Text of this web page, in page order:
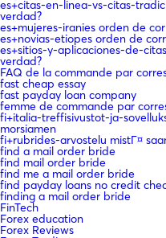
es+citas-en-linea-vs-citas-
verdad?
es+mujeres-iranies orden de
es+novias-etiopes orden de
es+sitios-y-aplicaciones-de-
verdad?
FAQ de la commande par
fast cheap essay
fast payday loan company
femme de commande par
fi+italia-treffisivustot-ja-
morsiamen
fi+rubrides-arvostelu mistГ¤
find a mail order bride
find mail order bride
find me a mail order bride
find payday loans no credit
finding a mail order bride
FinTech
Forex education
Forex Reviews